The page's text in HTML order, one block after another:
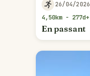
26/04/2026
4,50km - 277d+
En passant